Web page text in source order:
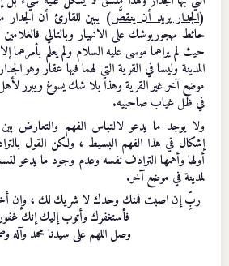
(الجدار يريد أن ينقضَّ) يبين للقارئ أن
حائط مهجوريوشك على الانهيار وبالتالي
حيث لم يراهما موسى عليه السلام ولم يعلم بأمرهما
المدينة وليسا في القرية التي لهما فيها عقار وهو
موضع آخر غير القرية وهذا بلا شك يسوغ ويبرر لأهل
في ظل غياب صاحبيه.
ولا يوجد ما يدعو لالتباس الفهم والتعارض
إشكال في هذا الفهم البسيط ، ولكن القول
أولها وأهمها الترادف نفسه وعدم وجود ما يدعو
لمدينة في موضع آخر.
ربِّ إن اصبت فمنك وحدك لا شريك لك ، وإن
فأستغفرك وأتوب إليك إنك
وصل اللهم على سيدنا محمد وآله